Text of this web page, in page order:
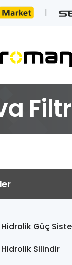
Hidrolik Güç
Hidrolik Silindir